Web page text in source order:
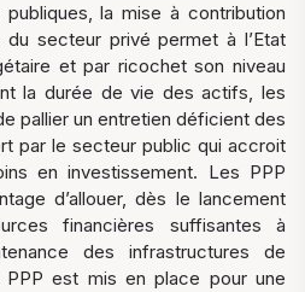
la mise à contribution
secteur privé permet à l’Etat
et par ricochet son niveau
la durée de vie des actifs, les
pallier un entretien déficient des
par le secteur public qui accroit
en investissement. Les PPP
d’allouer, dès le lancement
financières suffisantes à
des infrastructures de
PPP est mis en place pour une